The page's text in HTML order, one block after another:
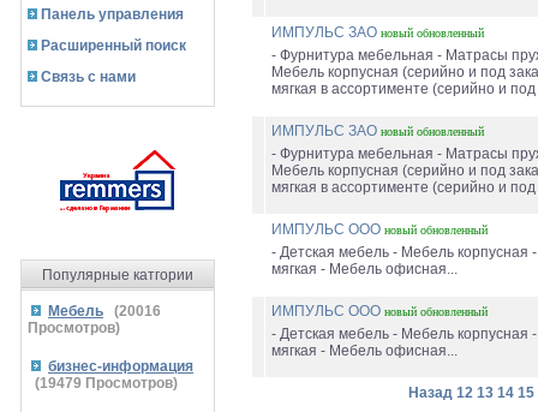
Панель управления
Расширенный поиск
Связь с нами
Популярные катгории
Мебель (20016
Просмотров)
бизнес-информация
(19479 Просмотров)
ИМПУЛЬС ЗАО новый обновленный
- Фурнитура мебельная - Матрасы
Мебель корпусная (серийно и под
мягкая в ассортименте (серийно и под
ИМПУЛЬС ЗАО новый обновленный
- Фурнитура мебельная - Матрасы
Мебель корпусная (серийно и под
мягкая в ассортименте (серийно и под
ИМПУЛЬС ООО новый обновленный
- Детская мебель - Мебель корпусная
мягкая - Мебель офисная...
ИМПУЛЬС ООО новый обновленный
- Детская мебель - Мебель корпусная
мягкая - Мебель офисная...
Назад 12 13 14 15